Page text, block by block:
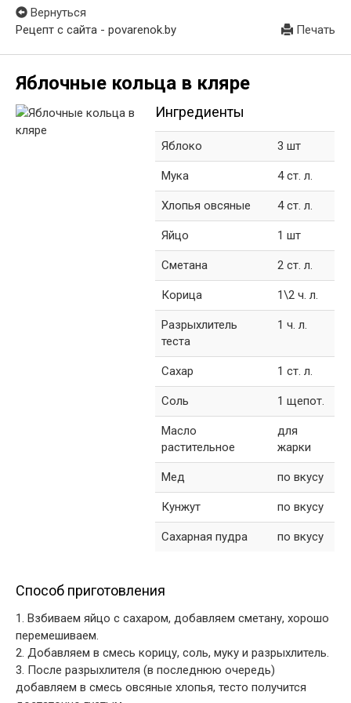
Вернуться
Рецепт с сайта - povarenok.by
Печать
Яблочные кольца в кляре
Ингредиенты
Яблоко 3 шт
Мука 4 ст. л.
Хлопья овсяные 4 ст. л.
Яйцо 1 шт
Сметана 2 ст. л.
Корица 1\2 ч. л.
Разрыхлитель
теста
1 ч. л.
Сахар 1 ст. л.
Соль 1 щепот.
Масло
растительное
для
жарки
Мед по вкусу
Кунжут по вкусу
Сахарная пудра по вкусу
Способ приготовления
1. Взбиваем яйцо с сахаром, добавляем сметану, хорошо
перемешиваем.
2. Добавляем в смесь корицу, соль, муку и разрыхлитель.
3. После разрыхлителя (в последнюю очередь)
добавляем в смесь овсяные хлопья, тесто получится